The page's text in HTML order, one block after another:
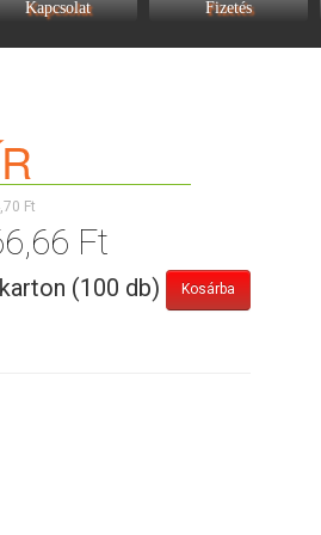
Kapcsolat Fizetés
Ft
Ft
karton (100 db)